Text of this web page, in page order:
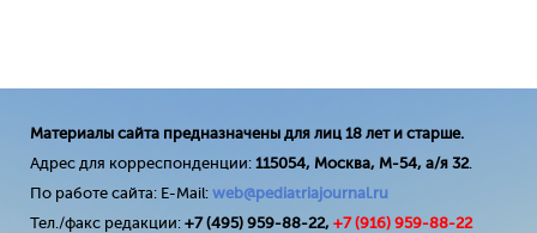
Материалы сайта предназначены для лиц 18 лет и старше.
Адрес для корреспонденции: 115054, Москва, М-54, а/я 32.
По работе сайта: E-Mail: web@pediatriajournal.ru
Тел./факс редакции: +7 (495) 959-88-22, +7 (916) 959-88-22